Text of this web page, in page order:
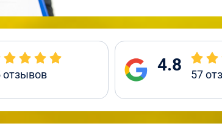
отзывов 4.8 57